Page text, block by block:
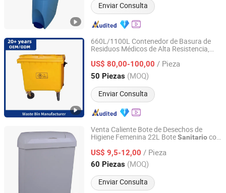
Enviar Consulta
660L/1100L Contenedor de Basura de
Residuos Médicos de Alta Resistencia,
Recolección de DesechosSanitario
US$ 80,00-100,00 / Pieza
50 Piezas (MOQ)
Enviar Consulta
Enlightening Plast Co., Ltd
Shandong, China Desde 2016
Venta Caliente Bote de Desechos de
Higiene Femenina 22L BoteSanitariocon
US$ 9,5-12,00 / Pieza
60 Piezas (MOQ)
Enviar Consulta
Guangzhou Newmade Cleaning Products Co., Ltd
Guangdong, China Desde 2021